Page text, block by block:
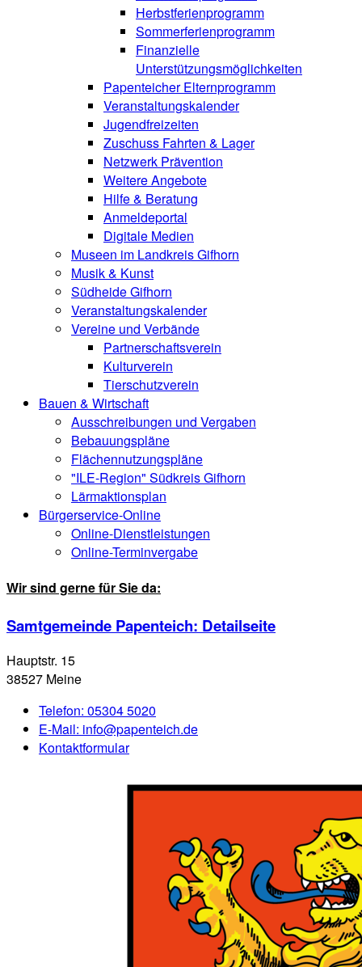
Herbstferienprogramm
Sommerferienprogramm
Finanzielle
Unterstützungsmöglichkeiten
Papenteicher Elternprogramm
Veranstaltungskalender
Jugendfreizeiten
Zuschuss Fahrten & Lager
Netzwerk Prävention
Weitere Angebote
Hilfe & Beratung
Anmeldeportal
Digitale Medien
Museen im Landkreis Gifhorn
Musik & Kunst
Südheide Gifhorn
Veranstaltungskalender
Vereine und Verbände
Partnerschaftsverein
Kulturverein
Tierschutzverein
Bauen & Wirtschaft
Ausschreibungen und Vergaben
Bebauungspläne
Flächennutzungspläne
"ILE-Region" Südkreis Gifhorn
Lärmaktionsplan
Bürgerservice-Online
Online-Dienstleistungen
Online-Terminvergabe
Wir sind gerne für Sie da:
Samtgemeinde Papenteich: Detailseite
Hauptstr. 15
38527 Meine
Telefon: 05304 5020
E-Mail: info@papenteich.de
Kontaktformular